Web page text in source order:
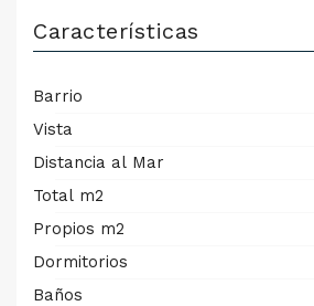
Características
Barrio
Vista
Distancia al Mar
Total m2
Propios m2
Dormitorios
Baños